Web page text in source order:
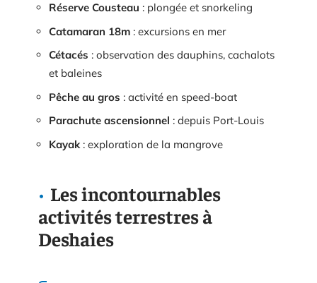
Réserve Cousteau : plongée et snorkeling
Catamaran 18m : excursions en mer
Cétacés : observation des dauphins, cachalots
et baleines
Pêche au gros : activité en speed-boat
Parachute ascensionnel : depuis Port-Louis
Kayak : exploration de la mangrove
Les incontournables
activités terrestres à
Deshaies